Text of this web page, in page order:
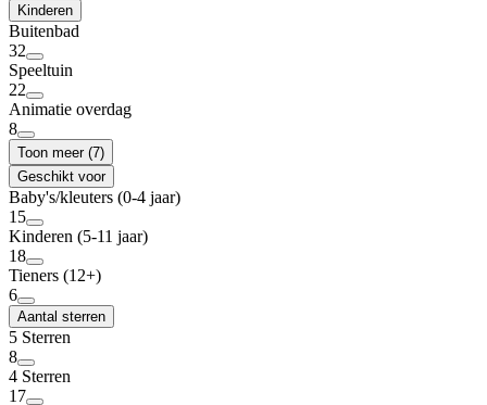
Kinderen
Buitenbad
32
Speeltuin
22
Animatie overdag
8
Toon meer (7)
Geschikt voor
Baby's/kleuters (0-4 jaar)
15
Kinderen (5-11 jaar)
18
Tieners (12+)
6
Aantal sterren
5 Sterren
8
4 Sterren
17